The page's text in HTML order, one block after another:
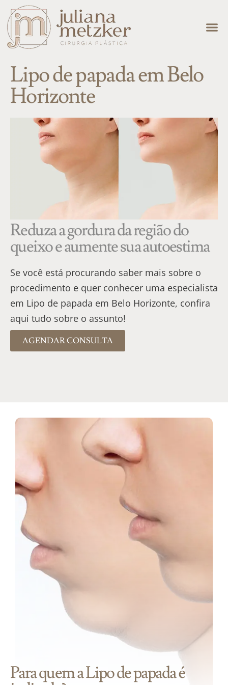
Lipo de papada em Belo
Horizonte
Reduza a gordura da região do
queixo e aumente sua autoestima
Se você está procurando saber mais sobre o
procedimento e quer conhecer uma especialista
em Lipo de papada em Belo Horizonte, confira
aqui tudo sobre o assunto!
AGENDAR CONSULTA
Para quem a Lipo de papada é